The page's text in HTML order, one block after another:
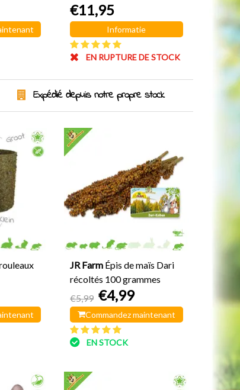
€11,95
Informatie
EN RUPTURE DE STOCK
Expédié depuis notre propre stock
JR Farm Épis de maïs Dari
récoltés 100 grammes
€5,99 €4,99
Commandez maintenant
EN STOCK